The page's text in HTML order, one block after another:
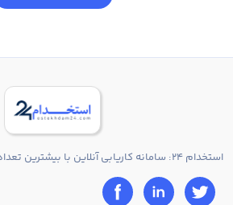
استخدام 24: سامانه کاریابی آنلاین با بیشترین تعداد آگهی استخدام در ایران